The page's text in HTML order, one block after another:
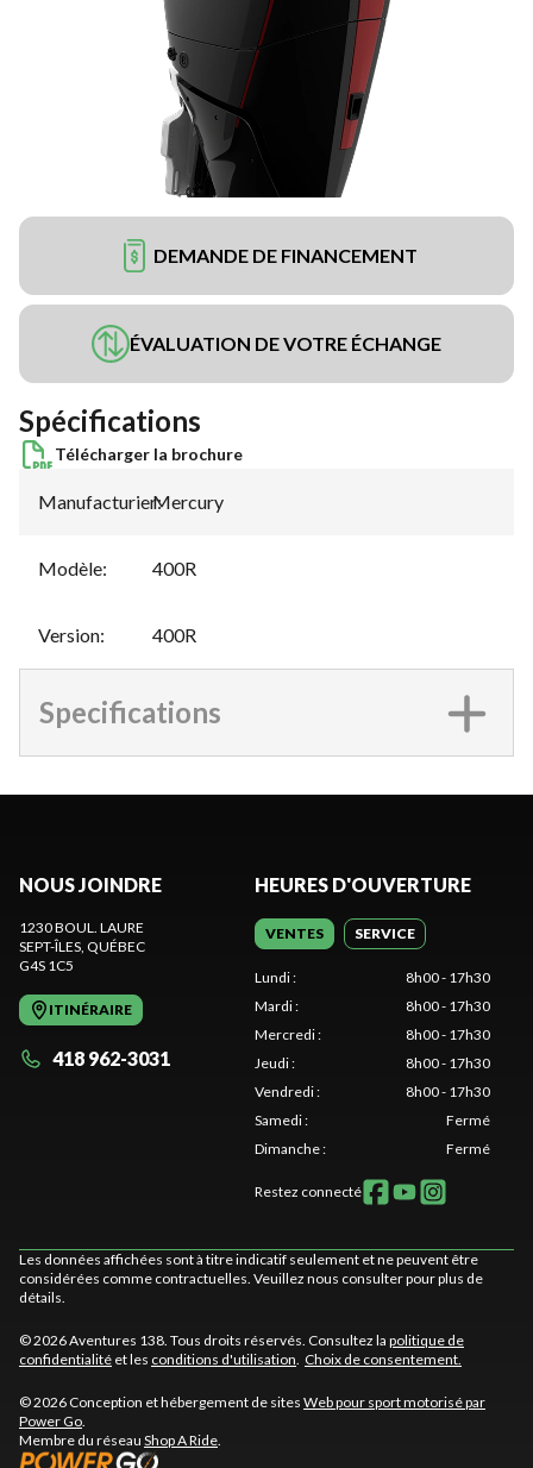
DEMANDE DE FINANCEMENT
ÉVALUATION DE VOTRE ÉCHANGE
Spécifications
Télécharger la brochure
Manufacturier:
Mercury
Modèle: 400R
Version: 400R
Specifications
NOUS JOINDRE
1230 BOUL. LAURE
SEPT-ÎLES, QUÉBEC
G4S 1C5
ITINÉRAIRE
418 962-3031
HEURES D'OUVERTURE
VENTES SERVICE
Lundi:
8h00 - 17h30
Mardi:
8h00 - 17h30
Mercredi:
8h00 - 17h30
Jeudi:
8h00 - 17h30
Vendredi:
8h00 - 17h30
Samedi:
Fermé
Dimanche: Fermé
Restez connecté
Les données affichées sont à titre indicatif seulement et ne peuvent être
considérées comme contractuelles. Veuillez nous consulter pour plus de
détails.
© 2026 Aventures 138. Tous droits réservés. Consultez la politique de
confidentialité et les conditions d'utilisation. Choix de consentement.
© 2026 Conception et hébergement de sites Web pour sport motorisé par
Power Go.
Membre du réseau Shop A Ride.